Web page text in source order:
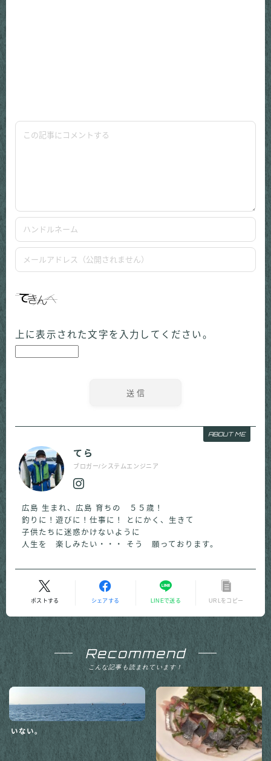
上に表示された文字を入力してください。
ABOUT ME
てら
ブロガー/システムエンジニア
広島 生まれ、広島 育ちの ５５歳！
釣りに！遊びに！仕事に！ とにかく、生きて
子供たちに迷惑かけないように
人生を 楽しみたい・・・ そう 願っております。
ポストする シェアする LINEで送る URLをコピー
Recommend
こんな記事も読まれています！
いない。